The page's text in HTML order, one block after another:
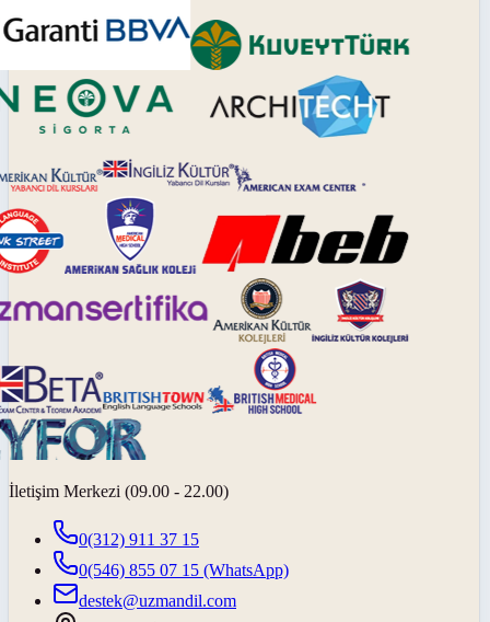
İletişim Merkezi (09.00 - 22.00)
0(312) 911 37 15
0(546) 855 07 15 (WhatsApp)
destek@uzmandil.com